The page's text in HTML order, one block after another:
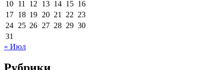
10 11 12 13 14 15 16
17 18 19 20 21 22 23
24 25 26 27 28 29 30
31
« Июл
Рубрики